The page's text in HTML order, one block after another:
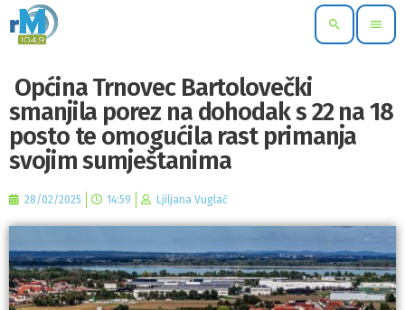
search menu
Općina Trnovec Bartolovečki
smanjila porez na dohodak s 22 na 18
posto te omogućila rast primanja
svojim sumještanima
28/02/2025 14:59 Ljiljana Vuglač